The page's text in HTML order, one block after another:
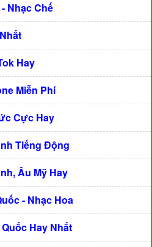
Nhạc Chế
Hay
Miễn Phí
Cực Hay
Tiếng Động
Âu Mỹ Hay
- Nhạc Hoa
Hay Nhất